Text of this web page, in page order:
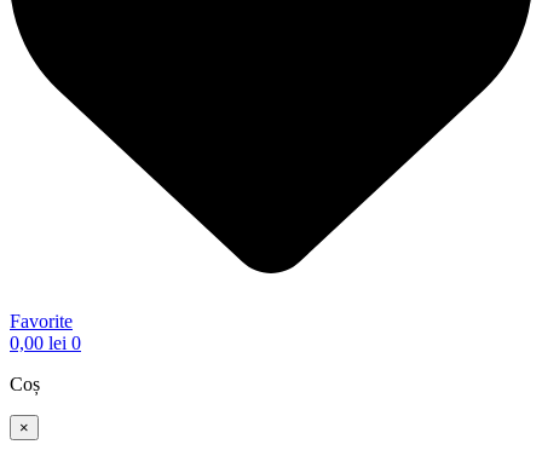
Favorite
0,00 lei 0
Coș
×